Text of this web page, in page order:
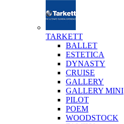
TARKETT
BALLET
ESTETICA
DYNASTY
CRUISE
GALLERY
GALLERY MINI
PILOT
POEM
WOODSTOCK